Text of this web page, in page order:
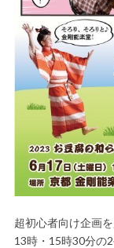
超初心者向け企画
13時・15時30分の2